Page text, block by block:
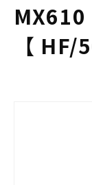
【 HF/